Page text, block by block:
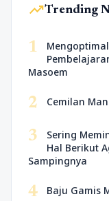
trending_upTrending
1
Masoem
2 Cemilan
3
Sering
Hal Berikut
Sampingnya
4 Baju Gamis